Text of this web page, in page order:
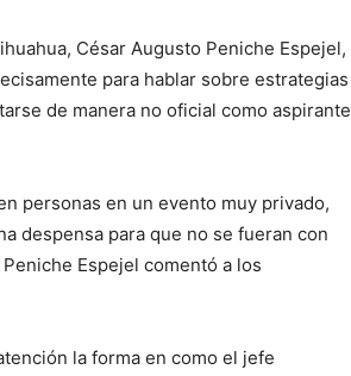
César Augusto Peniche Espejel,
para hablar sobre estrategias
de manera no oficial como aspirante
personas en un evento muy privado,
despensa para que no se fueran con
Espejel comentó a los
la forma en como el jefe